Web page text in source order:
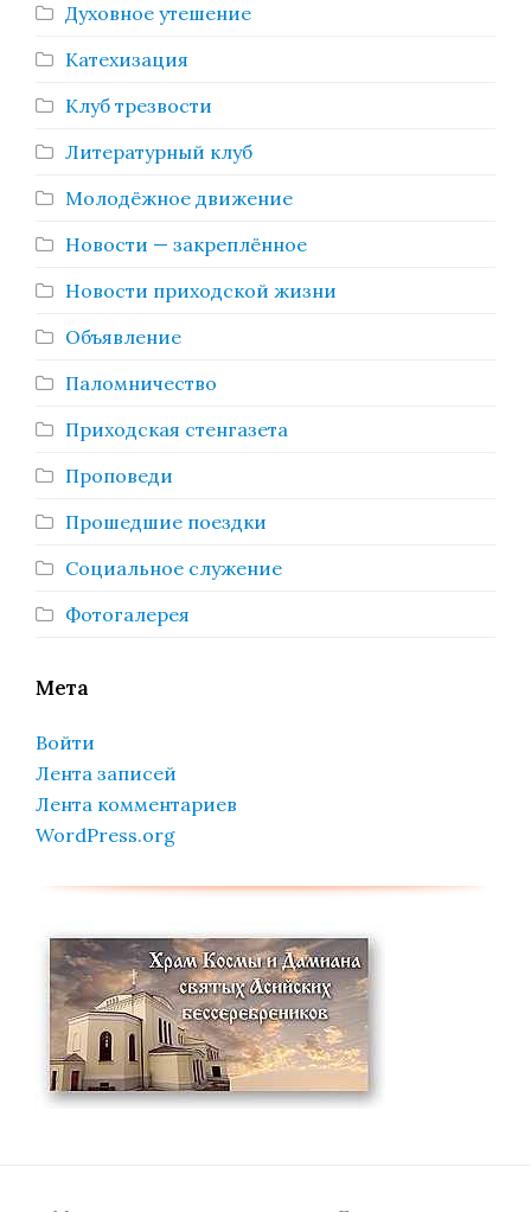
Духовное утешение
Катехизация
Клуб трезвости
Литературный клуб
Молодёжное движение
Новости — закреплённое
Новости приходской жизни
Объявление
Паломничество
Приходская стенгазета
Проповеди
Прошедшие поездки
Социальное служение
Фотогалерея
Мета
Войти
Лента записей
Лента комментариев
WordPress.org